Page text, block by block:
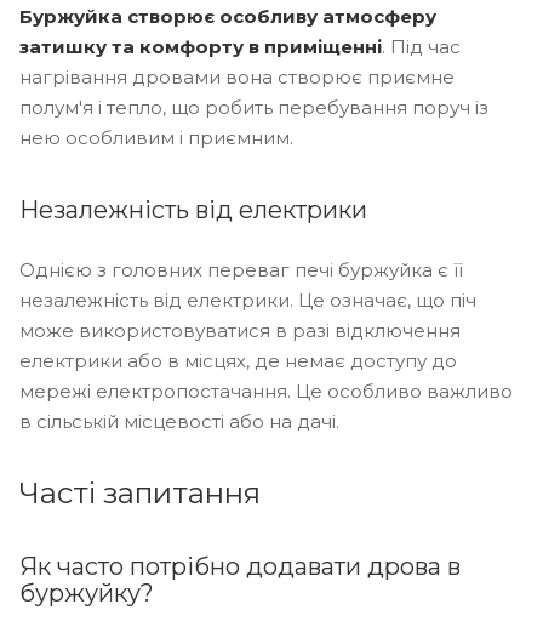
Буржуйка створює особливу атмосферу
затишку та комфорту в приміщенні. Під час
нагрівання дровами вона створює приємне
полум'я і тепло, що робить перебування поруч із
нею особливим і приємним.
Незалежність від електрики
Однією з головних переваг печі буржуйка є її
незалежність від електрики. Це означає, що піч
може використовуватися в разі відключення
електрики або в місцях, де немає доступу до
мережі електропостачання. Це особливо важливо
в сільській місцевості або на дачі.
Часті запитання
Як часто потрібно додавати дрова в
буржуйку?